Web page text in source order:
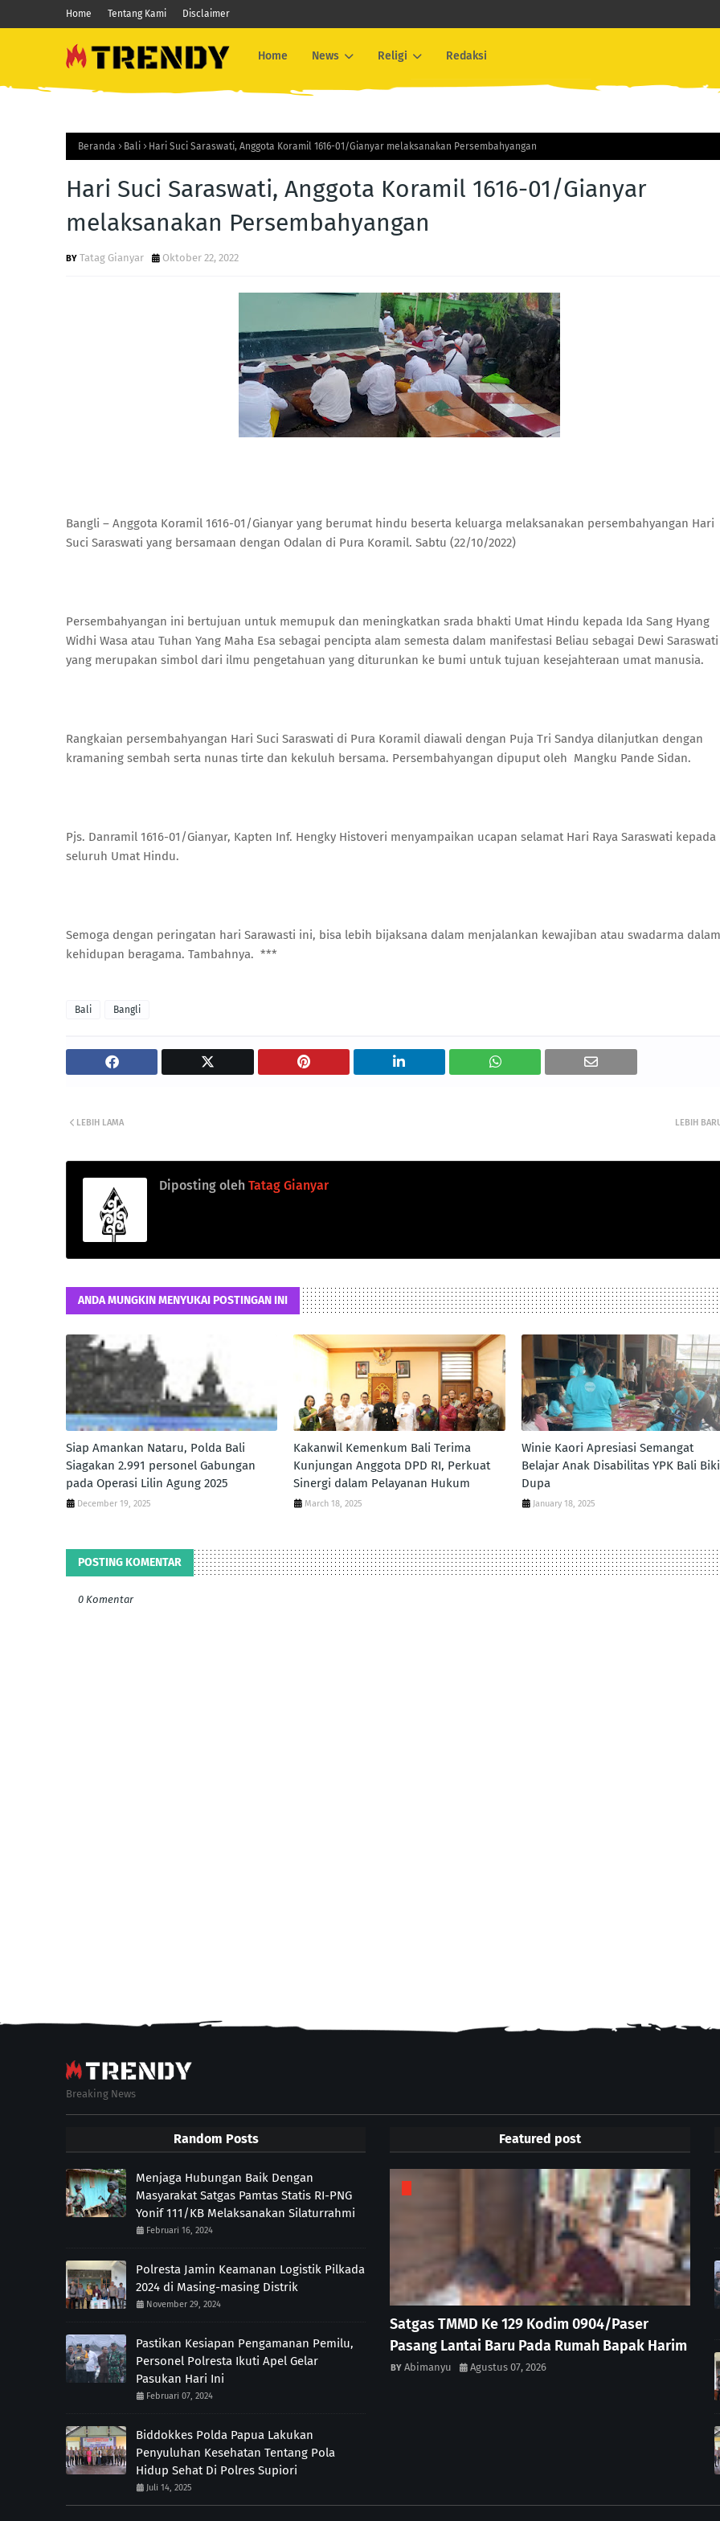
Home Tentang Kami Disclaimer
Home News Religi Redaksi
Beranda Bali Hari Suci Saraswati, Anggota Koramil 1616-01/Gianyar melaksanakan Persembahyangan
Hari Suci Saraswati, Anggota Koramil 1616-01/Gianyar
melaksanakan Persembahyangan
Tatag Gianyar Oktober 22, 2022
Bangli – Anggota Koramil 1616-01/Gianyar yang berumat hindu beserta keluarga melaksanakan persembahyangan Hari
Suci Saraswati yang bersamaan dengan Odalan di Pura Koramil. Sabtu (22/10/2022)
Persembahyangan ini bertujuan untuk memupuk dan meningkatkan srada bhakti Umat Hindu kepada Ida Sang Hyang
Widhi Wasa atau Tuhan Yang Maha Esa sebagai pencipta alam semesta dalam manifestasi Beliau sebagai Dewi Saraswati
yang merupakan simbol dari ilmu pengetahuan yang diturunkan ke bumi untuk tujuan kesejahteraan umat manusia.
Rangkaian persembahyangan Hari Suci Saraswati di Pura Koramil diawali dengan Puja Tri Sandya dilanjutkan dengan
kramaning sembah serta nunas tirte dan kekuluh bersama. Persembahyangan dipuput oleh Mangku Pande Sidan.
Pjs. Danramil 1616-01/Gianyar, Kapten Inf. Hengky Histoveri menyampaikan ucapan selamat Hari Raya Saraswati kepada
seluruh Umat Hindu.
Semoga dengan peringatan hari Sarawasti ini, bisa lebih bijaksana dalam menjalankan kewajiban atau swadarma dalam
kehidupan beragama. Tambahnya. ***
Bali Bangli
LEBIH
LEBIH LAMA
Diposting oleh Tatag Gianyar
ANDA MUNGKIN MENYUKAI POSTINGAN INI
Siap Amankan Nataru, Polda Bali
Siagakan 2.991 personel Gabungan
pada Operasi Lilin Agung 2025
December 19, 2025
Kakanwil Kemenkum Bali Terima
Kunjungan Anggota DPD RI, Perkuat
Sinergi dalam Pelayanan Hukum
March 18, 2025
Winie Kaori Apresiasi Semangat
Belajar Anak Disabilitas YPK Bali
Dupa
January 18, 2025
POSTING KOMENTAR
0 Komentar
Breaking News
Random Posts
Menjaga Hubungan Baik Dengan
Masyarakat Satgas Pamtas Statis RI-PNG
Yonif 111/KB Melaksanakan Silaturrahmi
Februari 16, 2024
Polresta Jamin Keamanan Logistik Pilkada
2024 di Masing-masing Distrik
November 29, 2024
Pastikan Kesiapan Pengamanan Pemilu,
Personel Polresta Ikuti Apel Gelar
Pasukan Hari Ini
Februari 07, 2024
Biddokkes Polda Papua Lakukan
Penyuluhan Kesehatan Tentang Pola
Hidup Sehat Di Polres Supiori
Juli 14, 2025
Featured post
Satgas TMMD Ke 129 Kodim 0904/Paser
Pasang Lantai Baru Pada Rumah Bapak Harim
Abimanyu Agustus 07, 2026